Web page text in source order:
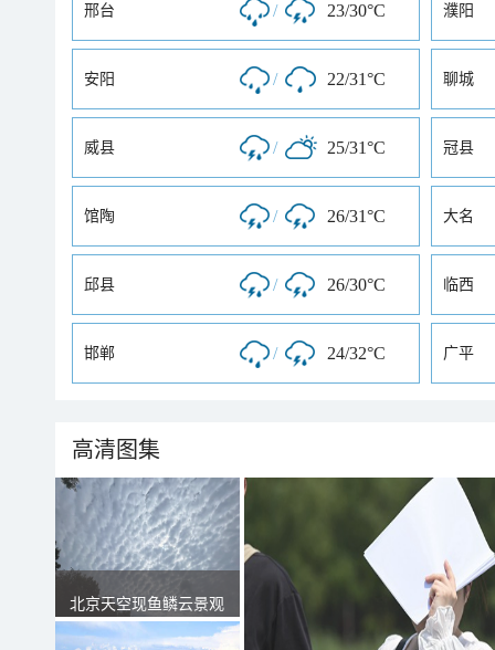
邢台 / 23/30°C 濮阳
安阳 / 22/31°C 聊城
威县 / 25/31°C 冠县
馆陶 / 26/31°C 大名
邱县 / 26/30°C 临西
邯郸 / 24/32°C 广平
高清图集
北京天空现鱼鳞云景观